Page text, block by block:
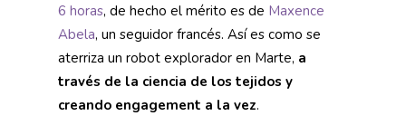
6 horas, de hecho el mérito es de Maxence
Abela, un seguidor francés. Así es como se
aterriza un robot explorador en Marte, a
través de la ciencia de los tejidos y
creando engagement a la vez.